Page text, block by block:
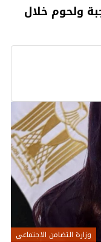
2 مليون وجبة ولحوم خلال
وزارة التضامن الاجتماعي